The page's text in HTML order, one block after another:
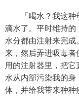
「喝水？我这种母
滴水了。平时维持的
水分都由注射来完
来，然后弄进吸毒者
用的注射器里，把
水从内部污染我的身
体，并给我带来种种